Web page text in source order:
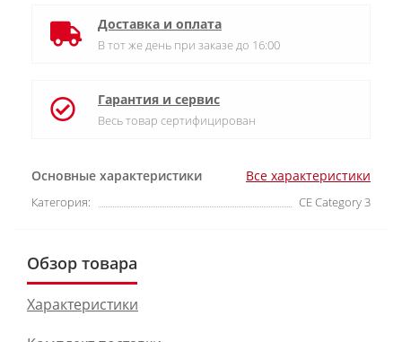
Основные характеристики Все характеристики
Категория: CE Category 3
Доставка и оплата
В тот же день при заказе до 16:00
Гарантия и сервис
Весь товар сертифицирован
Обзор товара
Характеристики